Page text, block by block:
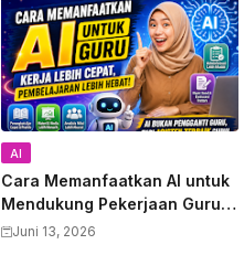
AI
Cara Memanfaatkan AI untuk
Mendukung Pekerjaan Guru:
Panduan Lengkap
Juni 13, 2026